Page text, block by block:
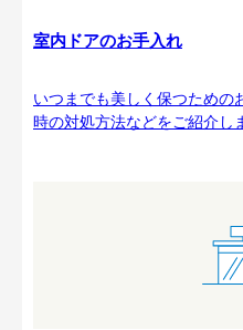
室内ドアのお手入れ
いつまでも美しく保つための
時の対処方法などをご紹介し